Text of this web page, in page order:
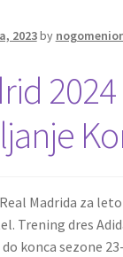
2023by
2024
Madrida za
Trening dres
konca sezone